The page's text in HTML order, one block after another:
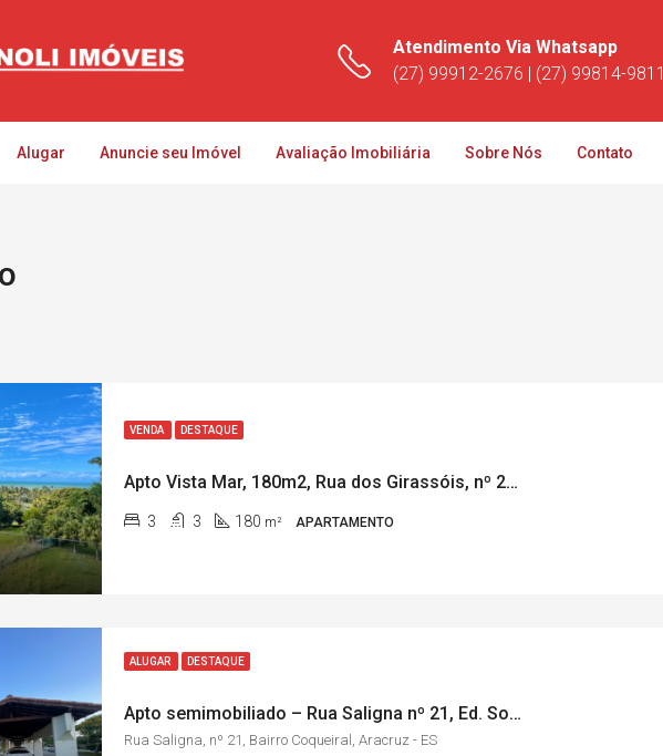
Atendimento Via Whatsapp
(27) 99912-2676 | (27) 99814-9811
Alugar Anuncie seu Imóvel Avaliação Imobiliária Sobre Nós Contato
VENDA DESTAQUE
Apto Vista Mar, 180m2, Rua dos Girassóis, nº 20, Ed. Piraqueaçu, Coqueiral de Aracruz-ES
3 3 180 m² APARTAMENTO
ALUGAR DESTAQUE
Apto semimobiliado – Rua Saligna nº 21, Ed. Solar Atlântico, Bairro Coqueiral/Aracruz-ES
Rua Saligna, nº 21, Bairro Coqueiral, Aracruz - ES